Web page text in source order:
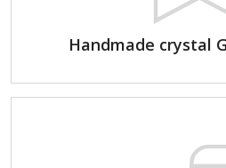
Handmade crystal